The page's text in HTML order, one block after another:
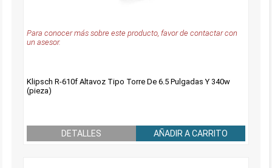
Para conocer más sobre este producto, favor de contactar con
un asesor.
Klipsch R-610f Altavoz Tipo Torre De 6.5 Pulgadas Y 340w
(pieza)
DETALLES AÑADIR A CARRITO